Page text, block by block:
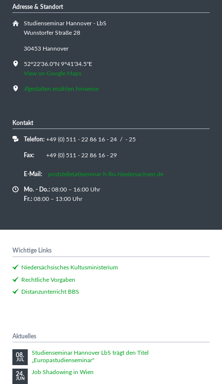
Adresse & Standort
Studienseminar Hannover - LbS
Wunstorfer Straße 28
30453 Hannover
52°22'36.0"N 9°41'34.5"E
View on Google Maps
///gestalten.erzählen.hinweise
Kontakt
Telefon:+49 (0) 511 - 22 86 16 - 24 / - 25
Fax:+49 (0) 511 - 22 86 16 - 29
E-Mail: poststelle(at)seminar-h-lbs.Niedersachsen.de
Mo. - Do.:08:00 – 16:00 Uhr
Fr.:08:00 – 13:00 Uhr
Wichtige Links
Niedersächsisches Kultusministerium
Rechtliche Vorgaben
Distanzunterricht BBS
Aktuelles
08.
JUL
Studienseminar Hannover LbS trägt den Titel
„Europastudienseminar"
24.
JUN
Job Shadowing in Wien